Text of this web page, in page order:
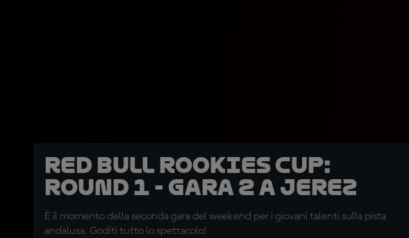
Red Bull Rookies Cup:
Round 1 - Gara 2 a Jerez
È il momento della seconda gara del weekend per i giovani talenti sulla pista
andalusa. Goditi tutto lo spettacolo!